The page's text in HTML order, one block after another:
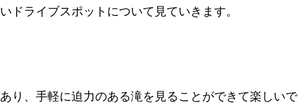
ドライブスポットについて見ていきます。
り、手軽に迫力のある滝を見ることができて楽しいで